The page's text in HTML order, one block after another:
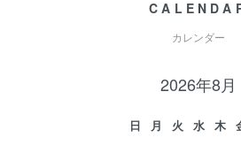
カレンダー
2026年8月
日 月 火 水 木